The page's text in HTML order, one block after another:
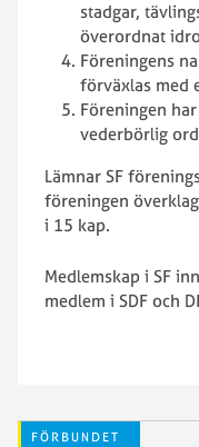
stadgar,
överordnat
Föreningens
förväxlas med
Föreningen
vederbörlig
Lämnar SF
föreningen
i 15 kap.
Medlemskap i SF
medlem i SDF och
FÖRBUNDET